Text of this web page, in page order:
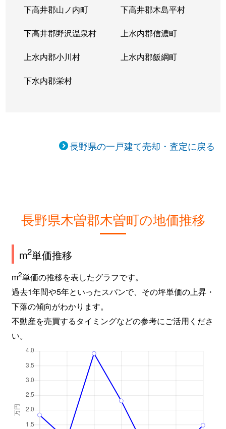
下高井郡山ノ内町 下高井郡木島平村
下高井郡野沢温泉村 上水内郡信濃町
上水内郡小川村 上水内郡飯綱町
下水内郡栄村
長野県の一戸建て売却・査定に戻る
長野県木曽郡木曽町の地価推移
m2単価推移
m2単価の推移を表したグラフです。
過去1年間や5年といったスパンで、その坪単価の上昇・
下落の傾向がわかります。
不動産を売買するタイミングなどの参考にご活用くださ
い。